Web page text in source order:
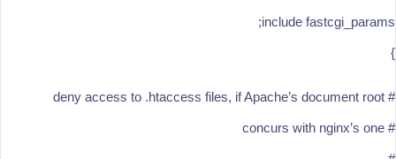
include fastcgi_params;
}
# deny access to .htaccess files, if Apache’s document root
# concurs with nginx’s one